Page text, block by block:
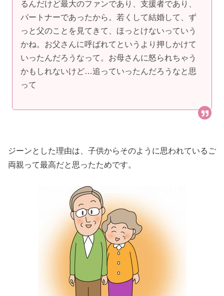
るんだけど最大のファンであり、支援者であり、
パートナーであったから。若くして結婚して、ず
っと父のことを見てきて、ほっとけないっていう
かね。お父さんに呼ばれてというより押しかけて
いったんだろうなって。お母さんに怒られちゃう
かもしれないけど…追っていったんだろうなと思
って
ジーンとした理由は、子供からそのように思われているご
両親って最高だと思ったためです。